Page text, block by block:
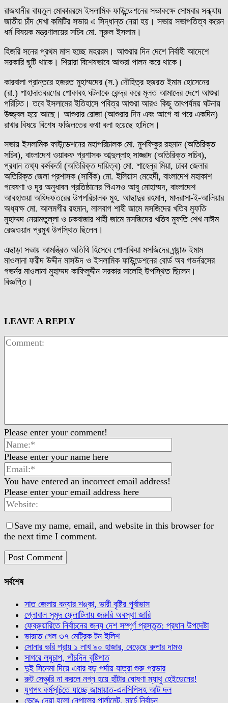
রাজধানীর বায়তুল মোকাররমে ইসলামিক ফাউন্ডেশনের সভাকক্ষে সোমবার সন্ধ্যায়
জাতীয় চাঁদ দেখা কমিটির সভায় এ সিদ্ধান্ত নেয়া হয়। সভায় সভাপতিত্ব করেন
ধর্ম বিষয়ক মন্ত্রণালয়ের সচিব মো. নূরুল ইসলাম।
হিজরি সনের প্রথম মাস হচ্ছে মহররম। আশুরার দিন দেশে নির্বাহী আদেশে
সরকারি ছুটি থাকে। শিয়ারা বিশেষভাবে আশুরা পালন করে থাকে।
কারবালা প্রান্তরে হজরত মুহাম্মদের (স.) দৌহিত্র হজরত ইমাম হোসেনের
(রা.) শাহাদাতবরণের শোকাবহ ঘটনাকে কেন্দ্র করে মূলত আমাদের দেশে আশুরা
পরিচিত। তবে ইসলামের ইতিহাসে পবিত্র আশুরা আরও কিছু তাৎপর্যময় ঘটনায়
উজ্জ্বল হয়ে আছে। আশুরার রোজা (আশুরার দিন এবং আগে বা পরে একদিন)
রাখার বিষয়ে বিশেষ ফজিলতের কথা বলা হয়েছে হাদিসে।
সভায় ইসলামিক ফাউন্ডেশনের মহাপরিচালক মো. মুশফিকুর রহমান (অতিরিক্ত
সচিব), বাংলাদেশ ওয়াকফ প্রশাসক আব্দুল্লাহ সাজ্জাদ (অতিরিক্ত সচিব),
প্রধান তথ্য কর্মকর্তা (অতিরিক্ত দায়িত্ব) মো. শাহেনূর মিয়া, ঢাকা জেলার
অতিরিক্ত জেলা প্রশাসক (সার্বিক) মো. ইলিয়াস মেহেদী, বাংলাদেশ মহাকাশ
গবেষণা ও দূর অনুধাবন প্রতিষ্ঠানের পিএসও আবু মোহাম্মদ, বাংলাদেশ
আবহাওয়া অধিদফতরের উপপরিচালক মুহ. আছাদুর রহমান, মাদরাসা-ই-আলিয়ার
অধ্যক্ষ মো. আলমগীর রহমান, লালবাগ শাহী জামে মসজিদের খতিব মুফতি
মুহাম্মদ নেয়ামতুল্লা ও চকবাজার শাহী জামে মসজিদের খতিব মুফতি শেখ নাঈম
রেজওয়ান প্রমুখ উপস্থিত ছিলেন।
এছাড়া সভায় আমন্ত্রিত অতিথি হিসেবে শোলাকিয়া মসজিদের গ্র্যান্ড ইমাম
মাওলানা ফরীদ উদ্দীন মাসউদ ও ইসলামিক ফাউন্ডেশনের বোর্ড অব গভর্নরসের
গভর্নর মাওলানা মুহাম্মদ কাফিলুদ্দীন সরকার সালেহি উপস্থিত ছিলেন।
বিজ্ঞপ্তি।
LEAVE A REPLY
Please enter your comment!
Please enter your name here
You have entered an incorrect email address!
Please enter your email address here
Save my name, email, and website in this browser for
the next time I comment.
সর্বশেষ
সাত জেলায় বন্যার শঙ্কা, ভারী বৃষ্টির পূর্বাভাস
গ্লোবাল সুমুদ ফ্লোটিলায় জরুরি অবস্থা জারি
ফেব্রুয়ারিতে নির্বাচনের জন্য দেশ সম্পূর্ণ প্রস্তুত: প্রধান উপদেষ্টা
ভারতে গেল ৩৭ মেট্রিক টন ইলিশ
সোনার ভরি প্রায় ১ লাখ ৯০ হাজার, বেড়েছে রুপার দামও
সাগরে লঘুচাপ, পাঁচদিন বৃষ্টিপাত
দুই সিনেমা দিয়ে এবার বড় পর্দায় যাত্রা শুরু প্রভার
রুট সেঞ্চুরি না করলে নগ্ন হয়ে হাঁটার ঘোষণা ম্যাথু হেইডেনের!
যুগপৎ কর্মসূচিতে যাচ্ছে জামায়াত-এনসিপিসহ আট দল
ভেঙে দেয়া হলো নেপালের পার্লামেন্ট, মার্চে নির্বাচন